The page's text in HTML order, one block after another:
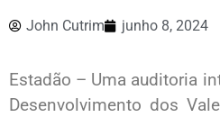
John Cutrim junho 8, 2024
Estadão – Uma auditoria
Desenvolvimento dos